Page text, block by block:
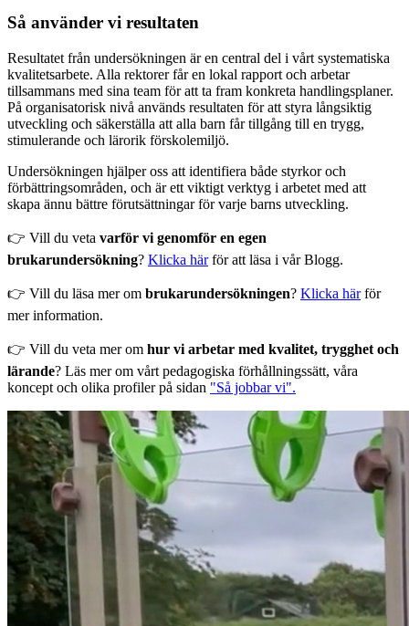
Så använder vi resultaten
Resultatet från undersökningen är en central del i vårt systematiska
kvalitetsarbete. Alla rektorer får en lokal rapport och arbetar
tillsammans med sina team för att ta fram konkreta handlingsplaner.
På organisatorisk nivå används resultaten för att styra långsiktig
utveckling och säkerställa att alla barn får tillgång till en trygg,
stimulerande och lärorik förskolemiljö.
Undersökningen hjälper oss att identifiera både styrkor och
förbättringsområden, och är ett viktigt verktyg i arbetet med att
skapa ännu bättre förutsättningar för varje barns utveckling.
👉 Vill du veta varför vi genomför en egen
brukarundersökning? Klicka härför att läsa i vår Blogg.
👉 Vill du läsa mer om brukarundersökningen? Klicka härför
mer information.
👉 Vill du veta mer om hur vi arbetar med kvalitet, trygghet och
lärande? Läs mer om vårt pedagogiska förhållningssätt, våra
koncept och olika profiler på sidan "Så jobbar vi".